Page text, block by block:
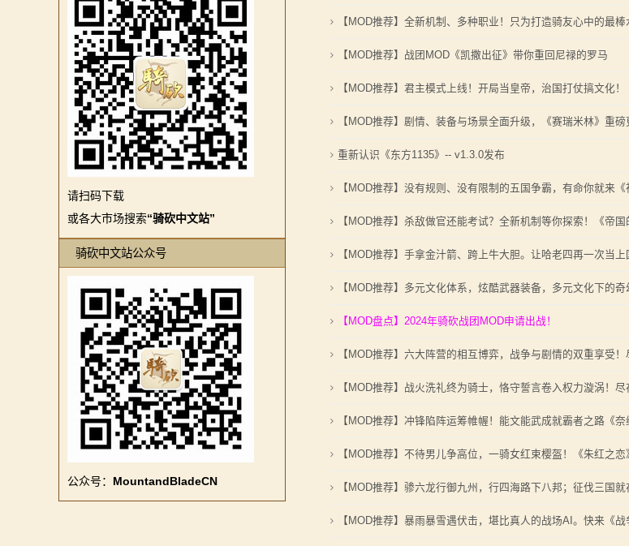
【MOD精选】告别流浪征战，亲手打造你的营地！《建立家园：改良版》已更新至最新版本！
骑砍2《战帆》v1.2.7与本体v1.4.7正式版更新日志
请扫码下载
或各大市场搜索“骑砍中文站”
骑砍中文站公众号
公众号： MountandBladeCN
【MOD推荐】全新机制、多种职业！只为打造骑友心中的最
【MOD推荐】战团MOD《凯撒出征》带你重回尼禄的罗马
【MOD推荐】君主模式上线！开局当皇帝，治国打仗搞文化！
【MOD推荐】剧情、装备与场景全面升级，《赛瑞米林》重磅
重新认识《东方1135》-- v1.3.0发布
【MOD推荐】没有规则、没有限制的五国争霸，有命你就来《
【MOD推荐】杀敌做官还能考试？全新机制等你探索！《帝国
【MOD推荐】手拿金汁箭、跨上牛大胆。让哈老四再一次当
【MOD推荐】多元文化体系，炫酷武器装备，多元文化下的
【MOD盘点】2024年骑砍战团MOD申请出战！
【MOD推荐】六大阵营的相互博弈，战争与剧情的双重享受！
【MOD推荐】战火洗礼终为骑士，恪守誓言卷入权力漩涡！尽
【MOD推荐】冲锋陷阵运筹帷幄！能文能武成就霸者之路《奈
【MOD推荐】不待男儿争高位，一骑女红束樱盔！《朱红之恋
【MOD推荐】骖六龙行御九州，行四海路下八邦；征伐三国就
【MOD推荐】暴雨暴雪遇伏击，堪比真人的战场AI。快来《